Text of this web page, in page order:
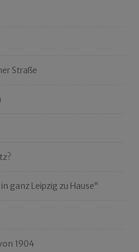
Straße
ganz Leipzig zu Hause“
1904